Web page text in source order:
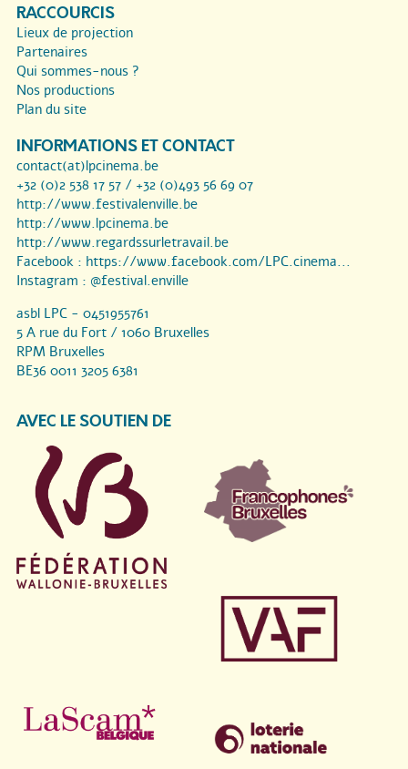
RACCOURCIS
Lieux de projection
Partenaires
Qui sommes-nous ?
Nos productions
Plan du site
INFORMATIONS ET CONTACT
contact(at)lpcinema.be
+32 (0)2 538 17 57 / +32 (0)493 56 69 07
http://www.festivalenville.be
http://www.lpcinema.be
http://www.regardssurletravail.be
Facebook : https://www.facebook.com/LPC.cinema...
Instagram : @festival.enville
asbl LPC - 0451955761
5 A rue du Fort / 1060 Bruxelles
RPM Bruxelles
BE36 0011 3205 6381
AVEC LE SOUTIEN DE